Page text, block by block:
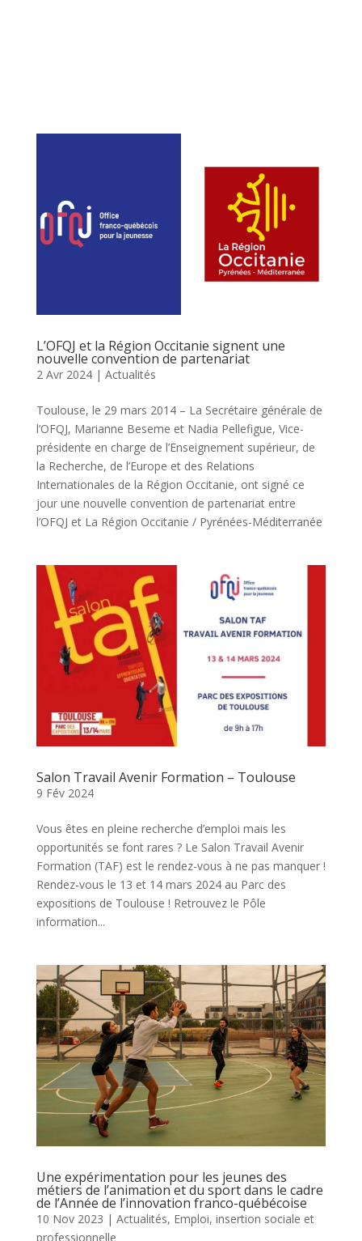
L’OFQJ et la Région Occitanie signent une
nouvelle convention de partenariat
2 Avr 2024| Actualités
Toulouse, le 29 mars 2014 – La Secrétaire générale de
l’OFQJ, Marianne Beseme et Nadia Pellefigue, Vice-
présidente en charge de l’Enseignement supérieur, de
la Recherche, de l’Europe et des Relations
Internationales de la Région Occitanie, ont signé ce
jour une nouvelle convention de partenariat entre
l’OFQJ et La Région Occitanie / Pyrénées-Méditerranée
Salon Travail Avenir Formation – Toulouse
9 Fév 2024
Vous êtes en pleine recherche d’emploi mais les
opportunités se font rares ? Le Salon Travail Avenir
Formation (TAF) est le rendez-vous à ne pas manquer !
Rendez-vous le 13 et 14 mars 2024 au Parc des
expositions de Toulouse ! Retrouvez le Pôle
information...
Une expérimentation pour les jeunes des
métiers de l’animation et du sport dans le cadre
de l’Année de l’innovation franco-québécoise
10 Nov 2023 | Actualités, Emploi, insertion sociale et
professionnelle